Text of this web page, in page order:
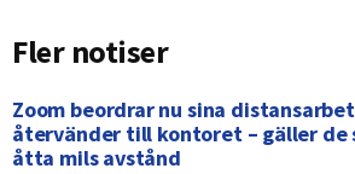
Fler notiser
Zoom beordrar nu sina
återvänder till kontoret – gäller de
åtta mils avstånd